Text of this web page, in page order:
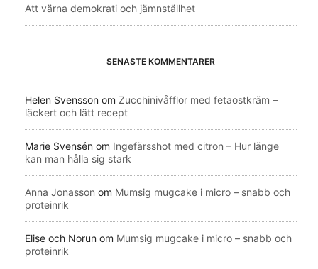
Att värna demokrati och jämnställhet
SENASTE KOMMENTARER
Helen Svensson om Zucchinivåfflor med fetaostkräm –
läckert och lätt recept
Marie Svensén om Ingefärsshot med citron – Hur länge
kan man hålla sig stark
Anna Jonasson om Mumsig mugcake i micro – snabb och
proteinrik
Elise och Norun om Mumsig mugcake i micro – snabb och
proteinrik